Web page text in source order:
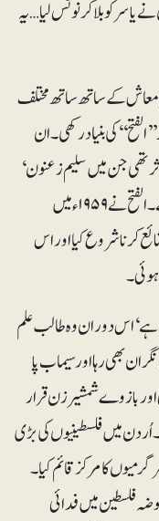
کو بلا کر نوٹس لیا… یہ
کے ساتھ ساتھ مختلف
کی بنیاد رکھی۔ ان
تھی جن میں سلیم زعنون‘
خلیل الوزیر (ابوجہاد) اور صلاح خلف نمایاں تھے۔ الفتح نے ۱۹۵۹ء میں
کرنا شروع کیا اور اس
اس دوران وہ طالب علم
بھی رہا اور سیماب پا
اور بازوے شمشیر زن قرار
میں فلسطینیوں کی بڑی
کا مرکز قائم کیا۔
فلسطین میں فدائی